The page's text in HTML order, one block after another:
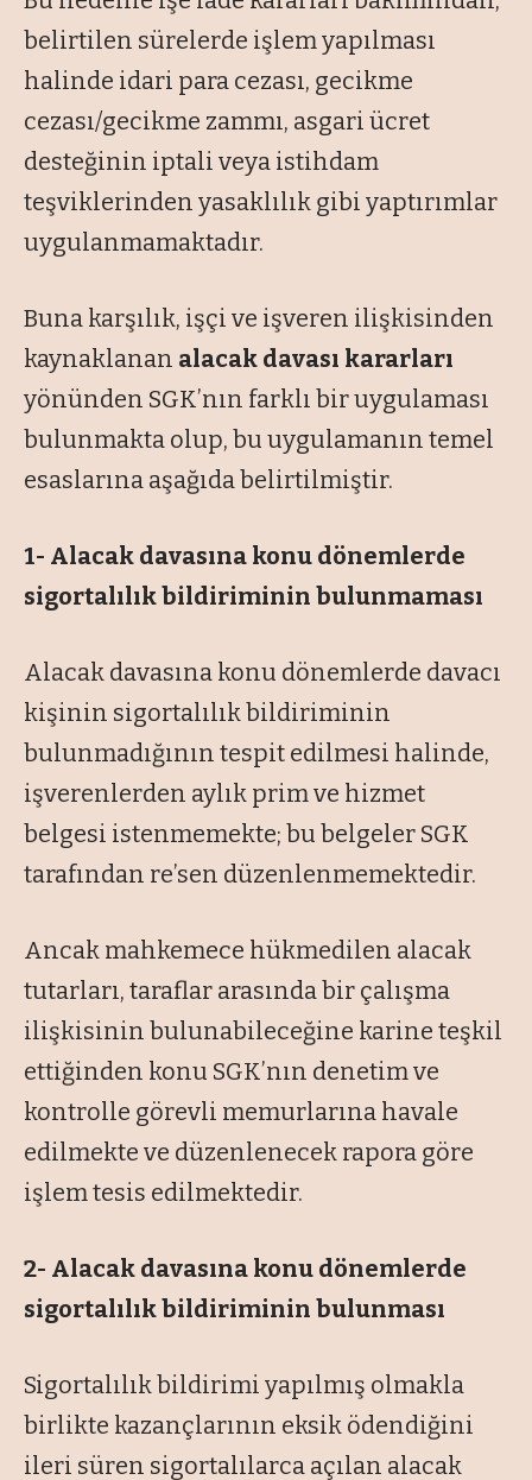
belirtilen sürelerde işlem yapılması
halinde idari para cezası, gecikme
cezası/gecikme zammı, asgari ücret
desteğinin iptali veya istihdam
teşviklerinden yasaklılık gibi yaptırımlar
uygulanmamaktadır.
Buna karşılık, işçi ve işveren ilişkisinden
kaynaklanan alacak davası kararları
yönünden SGK’nın farklı bir uygulaması
bulunmakta olup, bu uygulamanın temel
esaslarına aşağıda belirtilmiştir.
1- Alacak davasına konu dönemlerde
sigortalılık bildiriminin bulunmaması
Alacak davasına konu dönemlerde davacı
kişinin sigortalılık bildiriminin
bulunmadığının tespit edilmesi halinde,
işverenlerden aylık prim ve hizmet
belgesi istenmemekte; bu belgeler SGK
tarafından re’sen düzenlenmemektedir.
Ancak mahkemece hükmedilen alacak
tutarları, taraflar arasında bir çalışma
ilişkisinin bulunabileceğine karine teşkil
ettiğinden konu SGK’nın denetim ve
kontrolle görevli memurlarına havale
edilmekte ve düzenlenecek rapora göre
işlem tesis edilmektedir.
2- Alacak davasına konu dönemlerde
sigortalılık bildiriminin bulunması
Sigortalılık bildirimi yapılmış olmakla
birlikte kazançlarının eksik ödendiğini
ileri süren sigortalılarca açılan alacak